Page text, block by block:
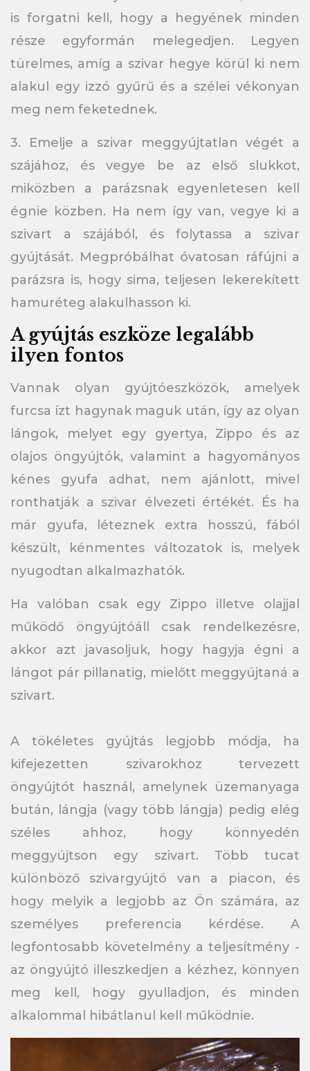
is forgatni kell, hogy a hegyének minden
része egyformán melegedjen. Legyen
türelmes, amíg a szivar hegye körül ki nem
alakul egy izzó gyűrű és a szélei vékonyan
meg nem feketednek.
3. Emelje a szivar meggyújtatlan végét a
szájához, és vegye be az első slukkot,
miközben a parázsnak egyenletesen kell
égnie közben. Ha nem így van, vegye ki a
szivart a szájából, és folytassa a szivar
gyújtását. Megpróbálhat óvatosan ráfújni a
parázsra is, hogy sima, teljesen lekerekített
hamuréteg alakulhasson ki.
A gyújtás eszköze legalább
ilyen fontos
Vannak olyan gyújtóeszközök, amelyek
furcsa ízt hagynak maguk után, így az olyan
lángok, melyet egy gyertya, Zippo és az
olajos öngyújtók, valamint a hagyományos
kénes gyufa adhat, nem ajánlott, mivel
ronthatják a szivar élvezeti értékét. És ha
már gyufa, léteznek extra hosszú, fából
készült, kénmentes változatok is, melyek
nyugodtan alkalmazhatók.
Ha valóban csak egy Zippo illetve olajjal
működő öngyújtóáll csak rendelkezésre,
akkor azt javasoljuk, hogy hagyja égni a
lángot pár pillanatig, mielőtt meggyújtaná a
szivart.
A tökéletes gyújtás legjobb módja, ha
kifejezetten szivarokhoz tervezett
öngyújtót használ, amelynek üzemanyaga
bután, lángja (vagy több lángja) pedig elég
széles ahhoz, hogy könnyedén
meggyújtson egy szivart. Több tucat
különböző szivargyújtó van a piacon, és
hogy melyik a legjobb az Ön számára, az
személyes preferencia kérdése. A
legfontosabb követelmény a teljesítmény -
az öngyújtó illeszkedjen a kézhez, könnyen
meg kell, hogy gyulladjon, és minden
alkalommal hibátlanul kell működnie.